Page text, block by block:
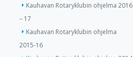
Kauhavan Rotaryklubin ohjelma 2016
– 17
Kauhavan Rotaryklubin ohjelma
2015-16